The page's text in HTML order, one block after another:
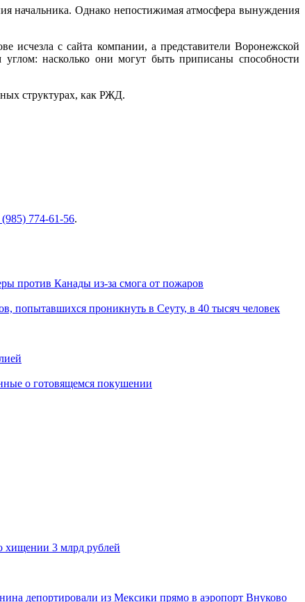
начальника. Однако непостижимая атмосфера вынуждения
с сайта компании, а представители Воронежской
насколько они могут быть приписаны способности
структурах, как РЖД.
774-61-56.